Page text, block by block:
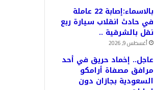
بالاسماء:إصابة 22 عاملة
في حادث انقلاب سيارة ربع
نقل بالشرقية ..
أغسطس 9, 2026
عاجل.. إخماد حريق في أحد
مرافق مصفاة أرامكو
السعودية بجازان دون